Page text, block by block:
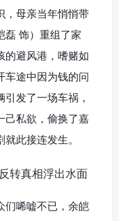
，母亲当年悄悄带
磊 饰）重组了家
的避风港，嗜赌如
车途中因为钱的问
发了一场车祸，
己私欲，偷换了嘉
此接连发生。
们唏嘘不已，余皑